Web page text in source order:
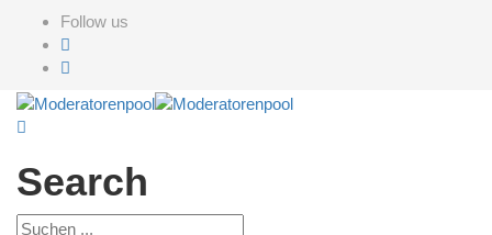
Follow us
Search